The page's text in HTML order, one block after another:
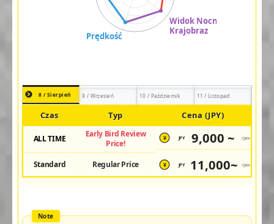
8 / Sierpień 9 / Wrzesień 10 / Październik 11 / Listopad
Czas Typ Cena (JPY)
ALL TIME
Early Bird Review
Price!
¥ JPY 9,000 ~ /pax
Standard Regular Price ¥ JPY 11,000~ /pax